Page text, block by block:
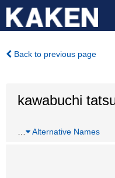
Back to previous page
kawabuchi
Alternative Names